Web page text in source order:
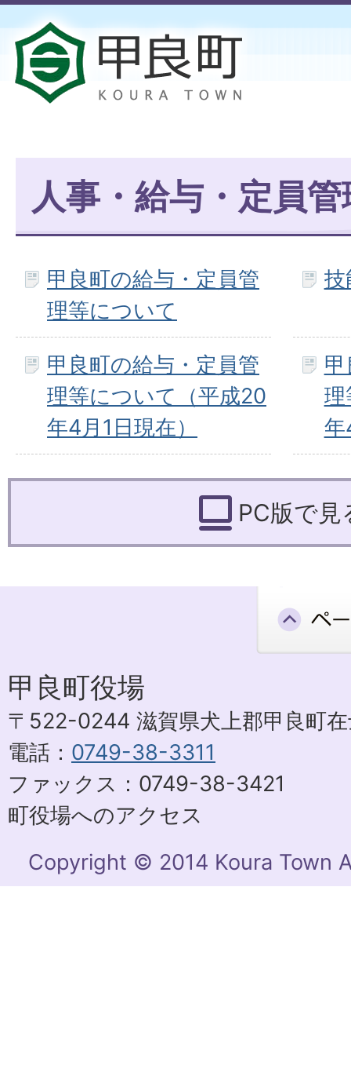
人事・給与・定員管
甲良町の給与・定員管
理等について
技
甲良町の給与・定員管
理等について（平成20
年4月1日現在）
理
年
PC版で見
甲良町役場
〒522-0244 滋賀県犬上郡甲良町
電話： 0749-38-3311
ファックス：0749-38-3421
町役場へのアクセス
Copyright © 2014 Koura Town